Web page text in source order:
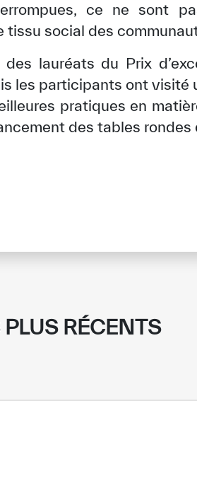
ce ne sont
tissu social des
lauréats du Prix
les participants ont visité
pratiques en
des tables rondes
RÉCENTS